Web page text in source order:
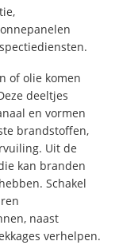
of olie komen
deeltjes
en vormen
brandstoffen,
Uit de
kan branden
Schakel
naast
verhelpen.